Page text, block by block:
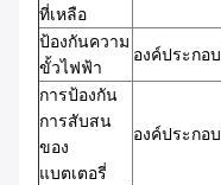
ที่เหลือ
ป้องกันความ
ขั้วไฟฟ้า
องค์ประกอบ
การป้องกัน
การสับสน
ของ
แบตเตอรี่
องค์ประกอบ